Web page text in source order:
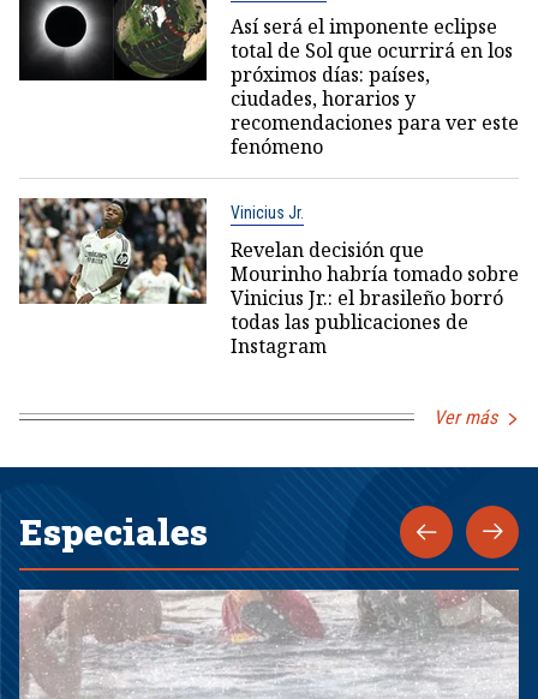
Así será el imponente eclipse
total de Sol que ocurrirá en los
próximos días: países,
ciudades, horarios y
recomendaciones para ver este
fenómeno
Vinicius Jr.
Revelan decisión que
Mourinho habría tomado sobre
Vinicius Jr.: el brasileño borró
todas las publicaciones de
Instagram
Ver más
Especiales